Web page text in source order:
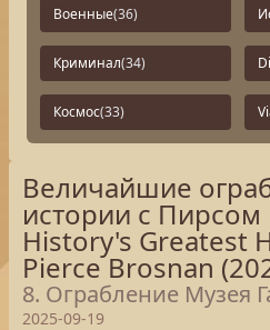
Военные(36)
Криминал(34)
Космос(33)
Величайшие
истории с
History's Greatest
Pierce Brosnan
8. Ограбление Музея
2025-09-19